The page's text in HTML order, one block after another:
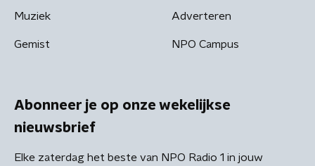
Muziek
Gemist
Adverteren
NPO Campus
Abonneer je op onze wekelijkse
nieuwsbrief
Elke zaterdag het beste van NPO Radio 1 in jouw